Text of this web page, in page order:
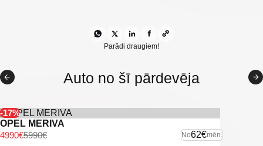
-Atpakaļ skata kamera.
-IsoFix sēdeklīšu stiprinājumi.
-U.C Ekstras
Parādi draugiem!
Auto no šī pārdevēja
-17%
OPEL MERIVA
No62€mēn.
5990€
4990€